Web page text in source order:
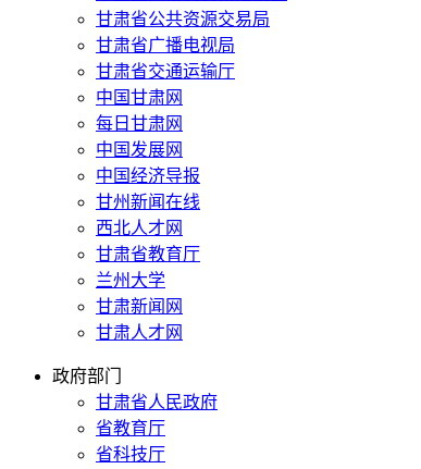
甘肃省公共资源交易局
甘肃省广播电视局
甘肃省交通运输厅
中国甘肃网
每日甘肃网
中国发展网
中国经济导报
甘州新闻在线
西北人才网
甘肃省教育厅
兰州大学
甘肃新闻网
甘肃人才网
政府部门
甘肃省人民政府
省教育厅
省科技厅